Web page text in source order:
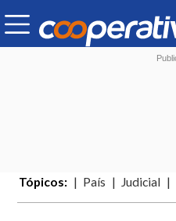
Tópicos: País Judicial